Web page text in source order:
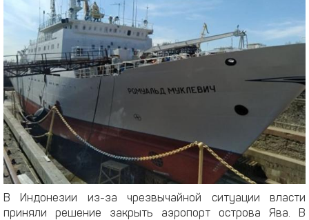
В Индонезии из-за чрезвычайной ситуации власти
приняли решение закрыть аэропорт острова Ява. В